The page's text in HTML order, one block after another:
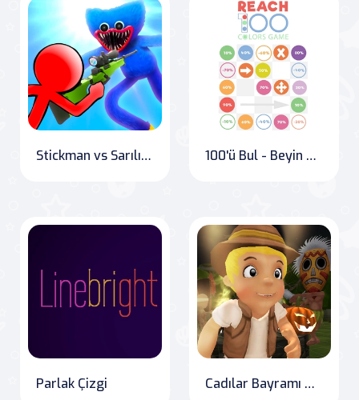
Stickman vs Sarılı Oğlan 100'ü Bul - Beyin Yakan Sayı Bulmacası
Parlak Çizgi Cadılar Bayramı Adası Koşusu